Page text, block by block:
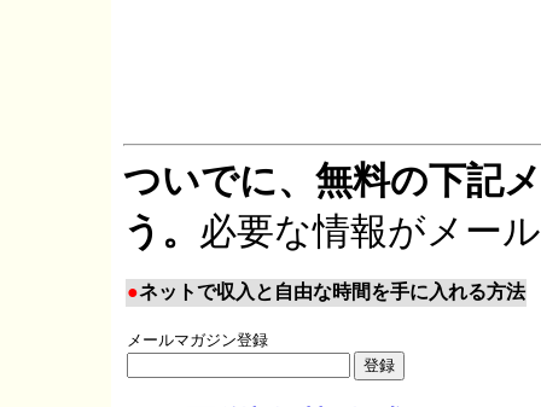
ついでに、無料の下記
う。 必要な情報がメー
●ネットで収入と自由な時間を手に入れる方法
メールマガジン登録